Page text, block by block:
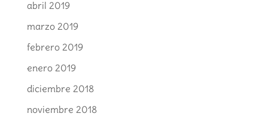
abril 2019
marzo 2019
febrero 2019
enero 2019
diciembre 2018
noviembre 2018